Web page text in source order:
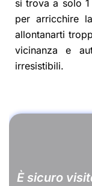
si trova a solo
per arricchire
allontanarti
vicinanza e
irresistibili.
È sicuro